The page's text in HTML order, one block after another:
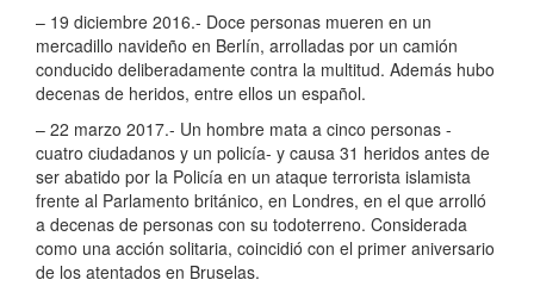
– 19 diciembre 2016.- Doce personas mueren en un
mercadillo navideño en Berlín, arrolladas por un camión
conducido deliberadamente contra la multitud. Además hubo
decenas de heridos, entre ellos un español.
– 22 marzo 2017.- Un hombre mata a cinco personas -
cuatro ciudadanos y un policía- y causa 31 heridos antes de
ser abatido por la Policía en un ataque terrorista islamista
frente al Parlamento británico, en Londres, en el que arrolló
a decenas de personas con su todoterreno. Considerada
como una acción solitaria, coincidió con el primer aniversario
de los atentados en Bruselas.